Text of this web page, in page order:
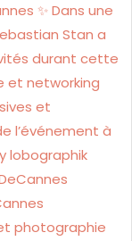
photographie